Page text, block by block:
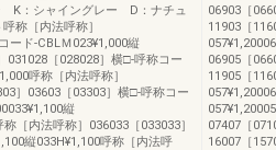
K：シャイングレー D：ナチュ
称［内法呼称］
ード-CBLＭ023¥1,000縦
031028［028028］横□-呼称コー
呼称［内法呼称］
］03603［03303］横□-呼称コー
縦
［内法呼称］036033［033033］
縦033H¥1,100呼称［内法呼
06903［
11903［
06905［
11905［
07407［
16007［